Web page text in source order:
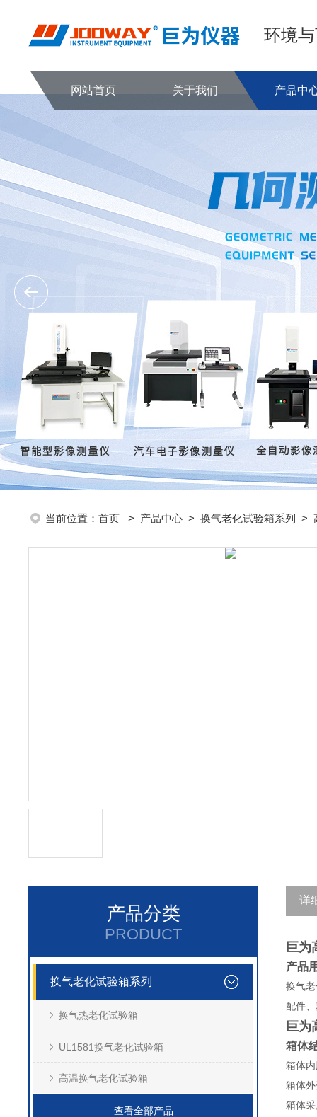
环境
网站首页 关于我们 产品中
当前位置： 首页 > 产品中心 > 换气老化试验箱系列 >
产品分类
PRODUCT
换气老化试验箱系列
换气热老化试验箱
UL1581换气老化试验箱
高温换气老化试验箱
查看全部产品
详
巨为
产品
换气
配件
巨为
箱体
箱体
箱体
箱体